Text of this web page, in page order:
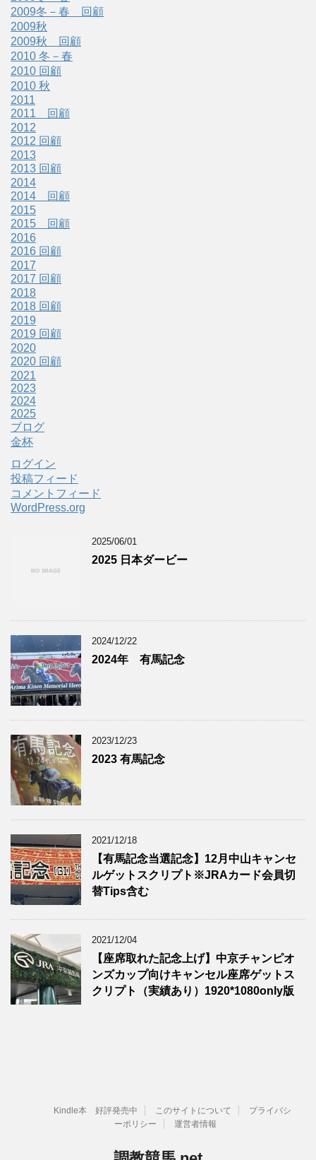
2009冬－春 回顧
2009秋
2009秋 回顧
2010 冬－春
2010 回顧
2010 秋
2011
2011 回顧
2012
2012 回顧
2013
2013 回顧
2014
2014 回顧
2015
2015 回顧
2016
2016 回顧
2017
2017 回顧
2018
2018 回顧
2019
2019 回顧
2020
2020 回顧
2021
2023
2024
2025
ブログ
金杯
ログイン
投稿フィード
コメントフィード
WordPress.org
2025/06/01
2025 日本ダービー
2024/12/22
2024年 有馬記念
2023/12/23
2023 有馬記念
2021/12/18
【有馬記念当選記念】12月中山キャンセ
ルゲットスクリプト※JRAカード会員切
替Tips含む
2021/12/04
【座席取れた記念上げ】中京チャンピオ
ンズカップ向けキャンセル座席ゲットス
クリプト（実績あり）1920*1080only版
Kindle本 好評発売中 このサイトについて
プライバシ
ーポリシー
運営者情報